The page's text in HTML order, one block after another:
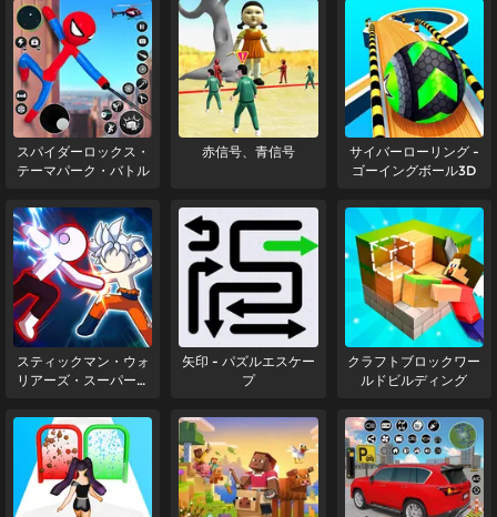
スパイダーロックス・
テーマパーク・バトル
赤信号、青信号
サイバーローリング -
ゴーイングボール3D
スティックマン・ウォ
リアーズ・スーパーヒ
矢印 - パズルエスケー
プ
クラフトブロックワー
ルドビルディング